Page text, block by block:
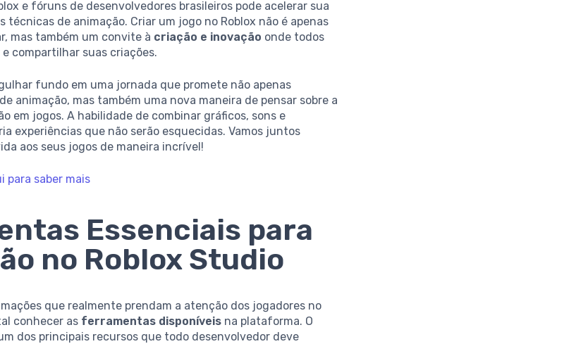
e fóruns de desenvolvedores brasileiros pode acelerar sua
técnicas de animação. Criar um jogo no Roblox não é apenas
mas também um convite à criação e inovação onde todos
compartilhar suas criações.
fundo em uma jornada que promete não apenas
animação, mas também uma nova maneira de pensar sobre a
em jogos. A habilidade de combinar gráficos, sons e
experiências que não serão esquecidas. Vamos juntos
aos seus jogos de maneira incrível!
para saber mais
Essenciais para
no Roblox Studio
que realmente prendam a atenção dos jogadores no
conhecer as ferramentas disponíveis na plataforma. O
dos principais recursos que todo desenvolvedor deve